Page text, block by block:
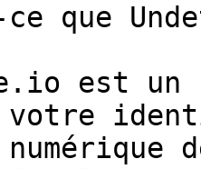
que
est
votre